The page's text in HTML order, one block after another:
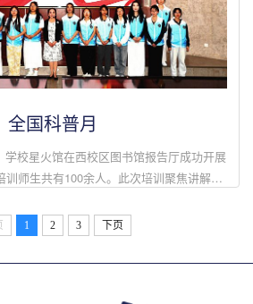
全国科普月
校星火馆在西校区图书馆报告厅成功开展
训师生共有100余人。此次培训聚焦讲解员
1 2 3 下页